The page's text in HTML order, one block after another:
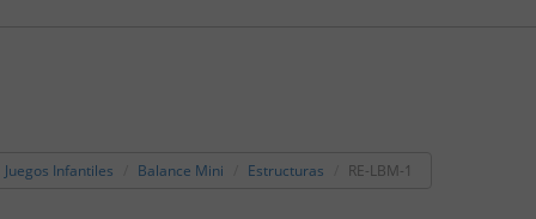
Juegos Infantiles Balance Mini Estructuras RE-LBM-1